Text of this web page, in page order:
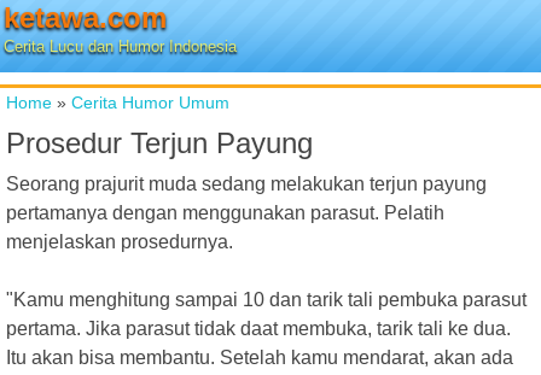
ketawa.com
Cerita Lucu dan Humor Indonesia
Home » Cerita Humor Umum
Prosedur Terjun Payung
Seorang prajurit muda sedang melakukan terjun payung
pertamanya dengan menggunakan parasut. Pelatih
menjelaskan prosedurnya.
"Kamu menghitung sampai 10 dan tarik tali pembuka parasut
pertama. Jika parasut tidak daat membuka, tarik tali ke dua.
Itu akan bisa membantu. Setelah kamu mendarat, akan ada